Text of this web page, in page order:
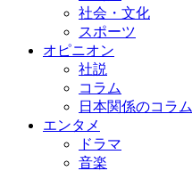
社会・文化
スポーツ
オピニオン
社説
コラム
日本関係のコラム
エンタメ
ドラマ
音楽